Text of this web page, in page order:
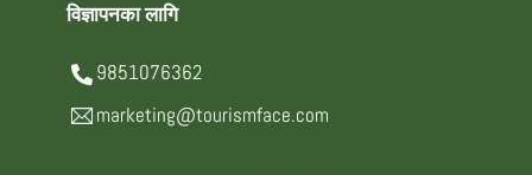
विज्ञापनका लागि
9851076362
marketing@tourismface.com